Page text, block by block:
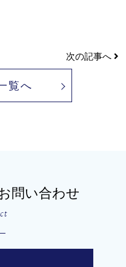
次の記事へ
覧へ
問い合わせ